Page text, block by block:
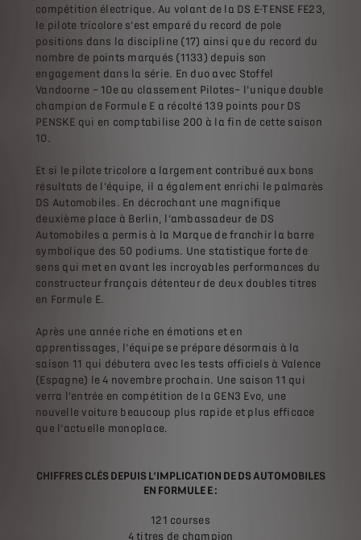
compétition électrique. Au volant de la DS E-TENSE FE23,
le pilote tricolore s’est emparé du record de pole
positions dans la discipline (17) ainsi que du record du
nombre de points marqués (1133) depuis son
engagement dans la série. En duo avec Stoffel
Vandoorne – 10e au classement Pilotes– l’unique double
champion de Formule E a récolté 139 points pour DS
PENSKE qui en comptabilise 200 à la fin de cette saison
10.
Et si le pilote tricolore a largement contribué aux bons
résultats de l’équipe, il a également enrichi le palmarès
DS Automobiles. En décrochant une magnifique
deuxième place à Berlin, l’ambassadeur de DS
Automobiles a permis à la Marque de franchir la barre
symbolique des 50 podiums. Une statistique forte de
sens qui met en avant les incroyables performances du
constructeur français détenteur de deux doubles titres
en Formule E.
Après une année riche en émotions et en
apprentissages, l’équipe se prépare désormais à la
saison 11 qui débutera avec les tests officiels à Valence
(Espagne) le 4 novembre prochain. Une saison 11 qui
verra l’entrée en compétition de la GEN3 Evo, une
nouvelle voiture beaucoup plus rapide et plus efficace
que l’actuelle monoplace.
CHIFFRES CLÉS DEPUIS L‘IMPLICATION DE DS AUTOMOBILES
EN FORMULE E :
121 courses
4 titres de champion